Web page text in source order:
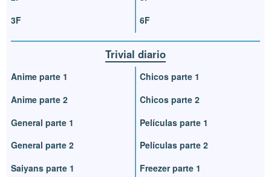
3F
6F
Trivial diario
Anime parte 1
Anime parte 2
General parte 1
General parte 2
Saiyans parte 1
Chicos parte 1
Chicos parte 2
Películas parte 1
Películas parte 2
Freezer parte 1